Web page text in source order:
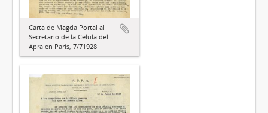
Carta de Magda Portal al
Secretario de la Célula del
Apra en París, 7/71928